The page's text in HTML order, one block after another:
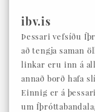
ibv.is
Þessari vefsíðu
að tengja saman
linkar eru inn á
annað borð hafa
Einnig er á
um